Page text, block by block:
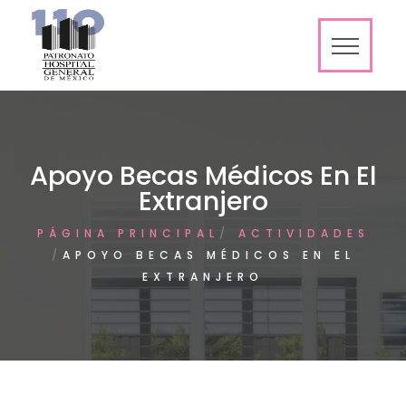
Apoyo Becas Médicos En El
Extranjero
PÁGINA PRINCIPAL
ACTIVIDADES
APOYO BECAS MÉDICOS EN EL
EXTRANJERO